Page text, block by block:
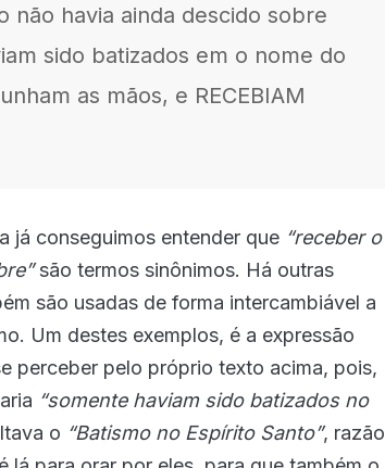
não havia ainda descido sobre
sido batizados em o nome do
as mãos, e RECEBIAM
já conseguimos entender que “receber o
são termos sinônimos. Há outras
são usadas de forma intercambiável a
Um destes exemplos, é a expressão
perceber pelo próprio texto acima, pois,
“somente haviam sido batizados no
o “Batismo no Espírito Santo”, razão